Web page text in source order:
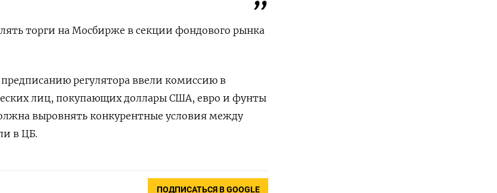
торги на Мосбирже в секции фондового рынка
регулятора ввели комиссию в
лиц, покупающих доллары США, евро и фунты
выровнять конкурентные условия между
в ЦБ.
ПОДПИСАТЬСЯ В GOOGLE